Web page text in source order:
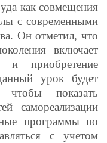
как совмещения
с современными
Он отметил, что
включает
и приобретение
урок будет
чтобы показать
самореализации
программы по
с учетом